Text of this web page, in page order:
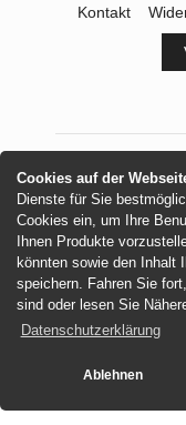
Cookies auf der
Dienste für Sie
Cookies ein, um Ihre
Ihnen Produkte
könnten sowie den Inhalt
speichern. Fahren Sie
sind oder lesen Sie
Datenschutzerklärung
Ablehnen
Kontakt
©